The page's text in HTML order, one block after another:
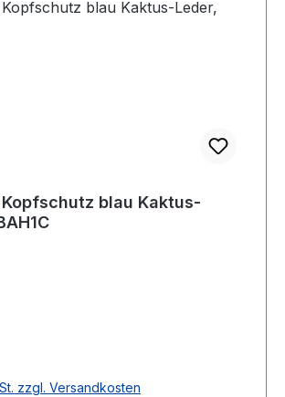
blau Kaktus-
zzgl. Versandkosten